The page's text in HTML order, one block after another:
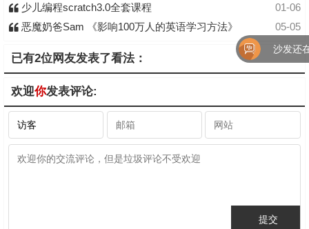
01-06
少儿编程scratch3.0全套课程
05-05
恶魔奶爸Sam 《影响100万人的英语学习方法》
已有2位网友发表了看法：
欢迎你发表评论:
沙发还